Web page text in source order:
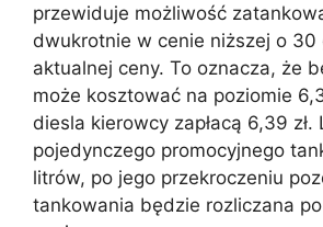
przewiduje możliwość
dwukrotnie w cenie niższej o 30
aktualnej ceny. To oznacza, że
może kosztować na poziomie
diesla kierowcy zapłacą 6,39 zł.
pojedynczego promocyjnego
litrów, po jego przekroczeniu
tankowania będzie rozliczana